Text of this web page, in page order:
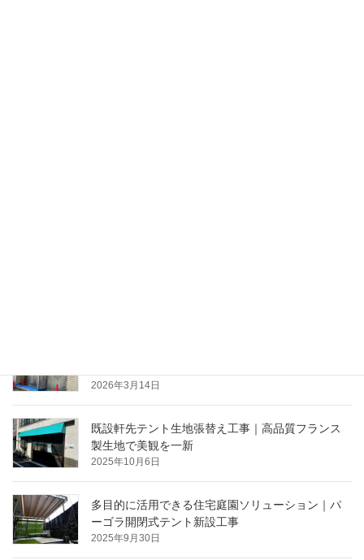
2026年3月14日
既設軒先テント生地張替え工事｜高品質フランス
製生地で美観を一新
2025年10月6日
多目的に活用できる住宅庭園ソリューション｜パ
ーゴラ開閉式テント新設工事
2025年9月30日